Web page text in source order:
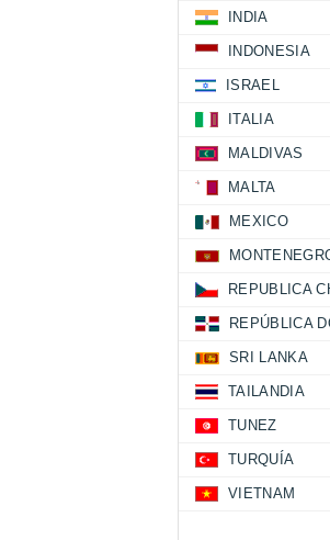
INDIA
INDONESIA
ISRAEL
ITALIA
MALDIVAS
MALTA
MEXICO
REPUBLICA
REPÚBLICA
SRI LANKA
TAILANDIA
TUNEZ
TURQUÍA
VIETNAM